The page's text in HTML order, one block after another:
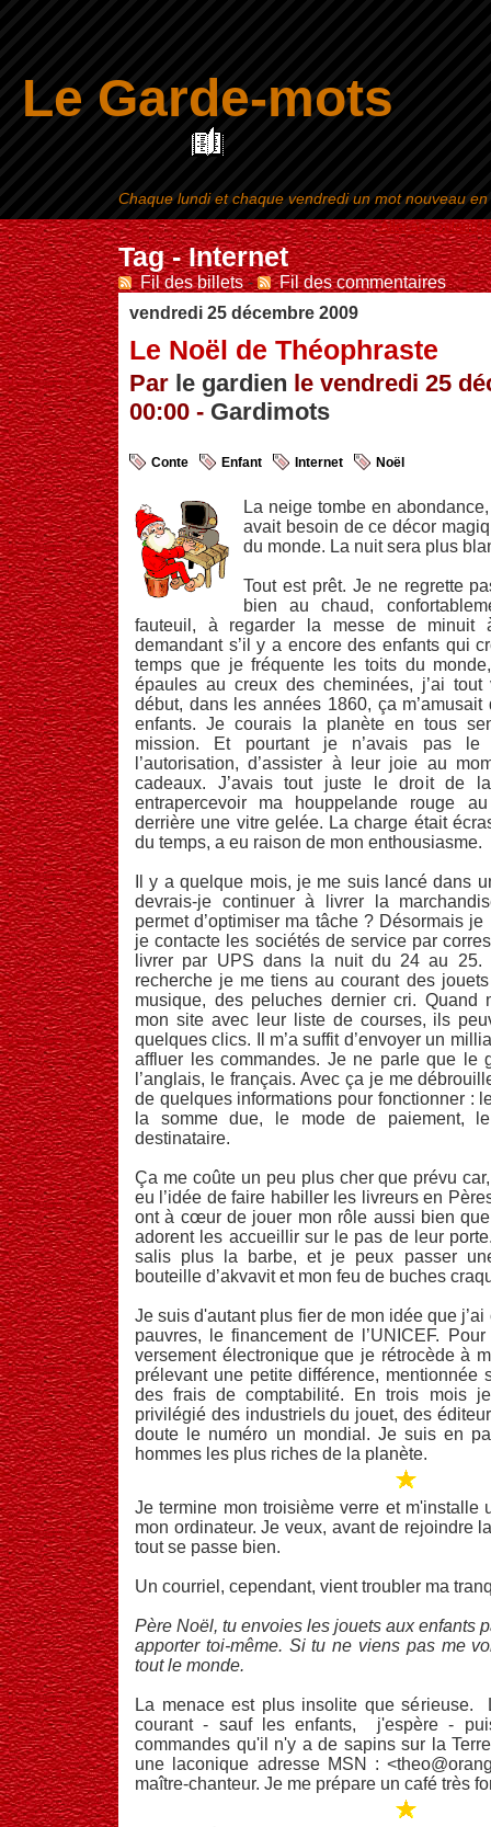
Le Garde-mots
Aller au contenu|
Tag - Internet
Fil des billets-
Fil des commentaires
vendredi 25 décembre 2009
Le Noël de Théophraste
Par le gardien le vendredi 25
00:00 - Gardimots
Conte Enfant Internet Noël
La neige tombe en
avait besoin de ce décor
du monde. La nuit sera plus
Tout est prêt. Je ne regrette
bien au chaud,
fauteuil, à regarder la messe de
demandant s’il y a encore des enfants qui
temps que je fréquente les toits du
épaules au creux des cheminées, j’ai
début, dans les années 1860, ça
enfants. Je courais la planète en tous
mission. Et pourtant je n’avais pas le
l’autorisation, d’assister à leur joie au
cadeaux. J’avais tout juste le droit de
entrapercevoir ma houppelande rouge
derrière une vitre gelée. La charge était
du temps, a eu raison de mon enthousiasme.
Il y a quelque mois, je me suis lancé dans
devrais-je continuer à livrer la
permet d’optimiser ma tâche ? Désormais
je contacte les sociétés de service par
livrer par UPS dans la nuit du 24 au 25.
recherche je me tiens au courant des
musique, des peluches dernier cri. Quand
mon site avec leur liste de courses, ils
quelques clics. Il m’a suffit d’envoyer un
affluer les commandes. Je ne parle que le
l’anglais, le français. Avec ça je me
de quelques informations pour fonctionner :
la somme due, le mode de paiement,
destinataire.
Ça me coûte un peu plus cher que prévu
eu l’idée de faire habiller les livreurs en
ont à cœur de jouer mon rôle aussi bien
adorent les accueillir sur le pas de leur
salis plus la barbe, et je peux passer
bouteille d’akvavit et mon feu de buches
Je suis d'autant plus fier de mon idée que
pauvres, le financement de l’UNICEF.
versement électronique que je rétrocède à
prélevant une petite différence, mentionnée
des frais de comptabilité. En trois mois
privilégié des industriels du jouet, des
doute le numéro un mondial. Je suis en
hommes les plus riches de la planète.
Je termine mon troisième verre et m'installe
mon ordinateur. Je veux, avant de rejoindre
tout se passe bien.
Un courriel, cependant, vient troubler ma
Père Noël, tu envoies les jouets aux enfants
apporter toi-même. Si tu ne viens pas me
tout le monde.
La menace est plus insolite que sérieuse.
courant - sauf les enfants, j'espère -
commandes qu'il n'y a de sapins sur la
une laconique adresse MSN :
maître-chanteur. Je me prépare un café très
Chaque lundi et chaque vendredi un mot nouveau